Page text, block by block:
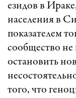
езидов в
населения в
показателем
сообщество не
остановить
того, что